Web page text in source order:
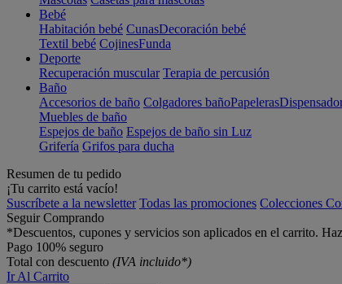
Bebé
Habitación bebé CunasDecoración bebé
Textil bebé CojinesFunda
Deporte
Recuperación muscular Terapia de percusión
Baño
Accesorios de baño Colgadores bañoPapeleras
Muebles de baño
Espejos de baño Espejos de baño sin Luz
Grifería Grifos para ducha
Resumen de tu pedido
¡Tu carrito está vacío!
Suscríbete a la newsletter Todas las promociones Colecciones
Seguir Comprando
*Descuentos, cupones y servicios son aplicados en el carrito.
Pago 100% seguro
Total con descuento (IVA incluido*)
Ir Al Carrito